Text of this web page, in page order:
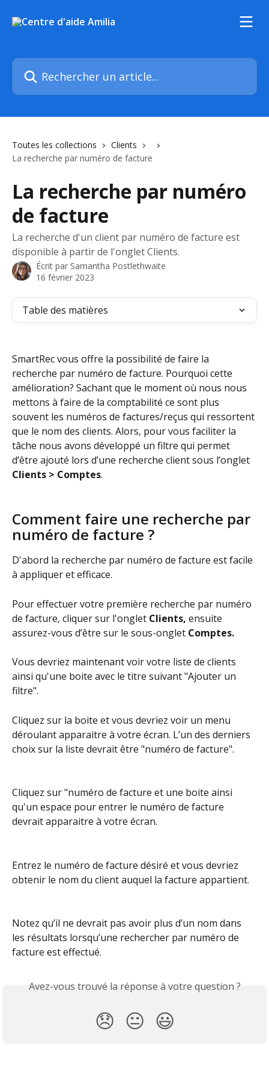
Rechercher un article...
Toutes les collections
Clients
La recherche par numéro de facture
La recherche par numéro
de facture
La recherche d'un client par numéro de facture est
disponible à partir de l'onglet Clients.
Écrit par Samantha Postlethwaite
16 février 2023
Table des matières
SmartRec vous offre la possibilité de faire la
recherche par numéro de facture. Pourquoi cette
amélioration? Sachant que le moment où nous nous
mettons à faire de la comptabilité ce sont plus
souvent les numéros de factures/reçus qui ressortent
que le nom des clients. Alors, pour vous faciliter la
tâche nous avons développé un filtre qui permet
d’être ajouté lors d’une recherche client sous l’onglet
Clients > Comptes.
Comment faire une recherche par
numéro de facture ?
D'abord la recherche par numéro de facture est facile
à appliquer et efficace.
Pour effectuer votre première recherche par numéro
de facture, cliquer sur l'onglet Clients, ensuite
assurez-vous d’être sur le sous-onglet Comptes.
Vous devriez maintenant voir votre liste de clients
ainsi qu'une boite avec le titre suivant "Ajouter un
filtre".
Cliquez sur la boite et vous devriez voir un menu
déroulant apparaitre à votre écran. L’un des derniers
choix sur la liste devrait être "numéro de facture".
Cliquez sur "numéro de facture et une boite ainsi
qu'un espace pour entrer le numéro de facture
devrait apparaitre à votre écran.
Entrez le numéro de facture désiré et vous devriez
obtenir le nom du client auquel la facture appartient.
Notez qu’il ne devrait pas avoir plus d’un nom dans
les résultats lorsqu’une rechercher par numéro de
facture est effectué.
Avez-vous trouvé la réponse à votre question ?
😞 😐 😃